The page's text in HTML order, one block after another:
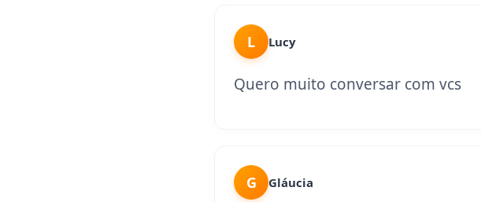
L Lucy
Quero muito conversar com vcs
G Gláucia